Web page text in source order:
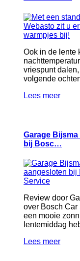
Ook in de lente
vriespunt
volgende
Lees meer
Garage
bij Bosc…
Review door
over Bosch Car
een mooie
lentemiddag
Lees meer